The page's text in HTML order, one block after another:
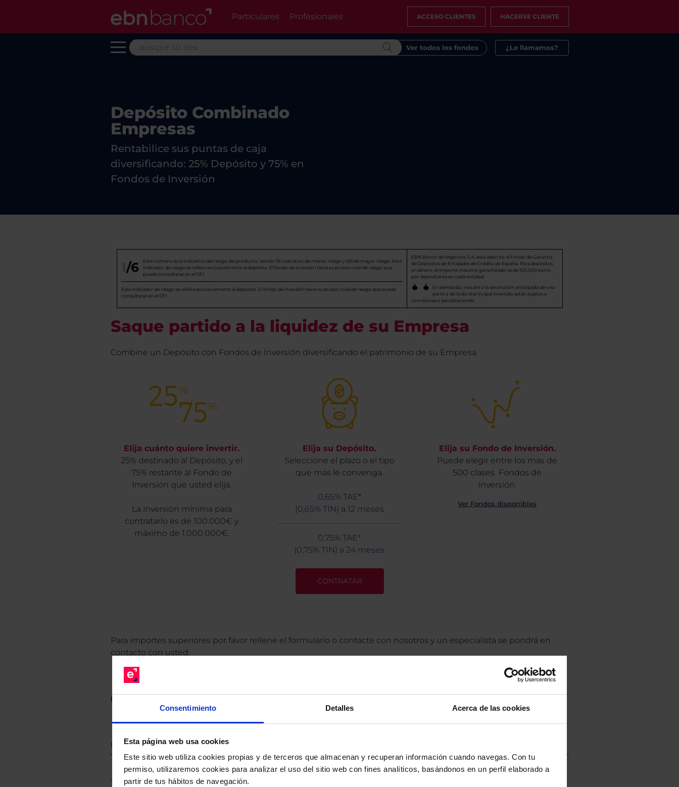
Consentimiento Detalles Acerca de las cookies
Esta página web usa cookies
Este sitio web utiliza cookies propias y de terceros que almacenan y recuperan información cuando navegas. Con tu
permiso, utilizaremos cookies para analizar el uso del sitio web con fines analíticos, basándonos en un perfil elaborado a
partir de tus hábitos de navegación.
Particulares Profesionales ACCESO CLIENTES HACERSE CLIENTE
Ver todos los fondos ¿Le llamamos?
Depósito Combinado
Empresas
Rentabilice sus puntas de caja
diversificando: 25% Depósito y 75% en
Fondos de Inversión
/6
Este número es el indicativo del riesgo del producto, siendo 1/6 indicativo de menor riesgo y 6/6 de mayor riesgo. Este
indicador de riesgo se refiere exclusivamente al depósito. El fondo de inversión tiene su propio nivel de riesgo que
puede consultarse en el DFI.
Este indicador de riesgo se refiere exclusivamente al depósito. El fondo de inversión tiene su propio nivel de riesgo que puede
consultarse en el DFI.
EBN Banco de Negocios, S.A. está adscrito al Fondo de Garantía
de Depósitos de Entidades de Crédito de España. Para depósitos
en dinero, el importe máximo garantizado es de 100.000 euros
por depositante en cada entidad.
El reembolso, rescate o la devolución anticipada de una
parte o de todo el principal invertido están sujetos a
comisiones o penalizaciones.
Saque partido a la liquidez de su Empresa
Combine un Depósito con Fondos de Inversión diversificando el patrimonio de su Empresa.
Elija cuánto quiere invertir.
25% destinado al Depósito, y el
75% restante al Fondo de
Inversión que usted elija.
La inversión mínima para
contratarlo es de 100.000€ y
máximo de 1.000.000€.
Elija su Depósito.
Seleccione el plazo o el tipo
que más le convenga.
0,65% TAE*
(0,65% TIN) a 12 meses
0,75% TAE*
(0,75% TIN) a 24 meses
Elija su Fondo de Inversión.
Puede elegir entre los más de
500 clases Fondos de
Inversión.
Ver Fondos disponibles
CONTRATAR
Para importes superiores por favor rellene el formulario o contacte con nosotros y un especialista se pondrá en
contacto con usted.
Complete estos datos para iniciar el proceso de alta.
Seleccione Depósito que le gustaría contratar